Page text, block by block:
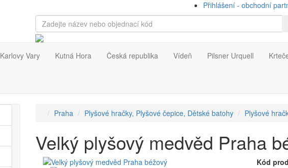
Přihlášení - obchodní
Karlovy Vary Kutná Hora Česká republika Vídeň Pilsner Urquell
Praha Plyšové hračky, Plyšové čepice, Dětské batohy Plyšové
Velký plyšový medvěd Praha
Kód